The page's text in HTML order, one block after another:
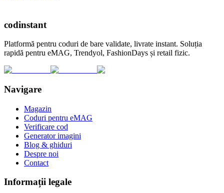
codinstant
Platformă pentru coduri de bare validate, livrate instant. Soluția
rapidă pentru eMAG, Trendyol, FashionDays și retail fizic.
Navigare
Magazin
Coduri pentru eMAG
Verificare cod
Generator imagini
Blog & ghiduri
Despre noi
Contact
Informații legale